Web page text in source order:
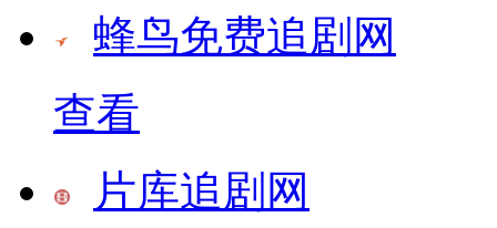
蜂鸟免费追剧网
查看
片库追剧网